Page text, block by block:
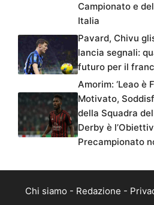
Campionato e
Italia
Pavard, Chivu
lancia segnali:
futuro per il
Amorim: ‘Leao è
Motivato,
della Squadra del
Derby è
Precampionato
Chi siamo - Redazione -